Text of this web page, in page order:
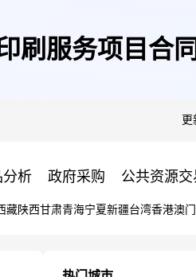
刷服务项目合
更
分析 政府采购 公共资源
藏陕西甘肃青海宁夏新疆台湾香港澳门